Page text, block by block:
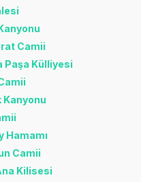
Camii
Paşa Külliyesi
Kanyonu
Hamamı
Camii
Kilisesi